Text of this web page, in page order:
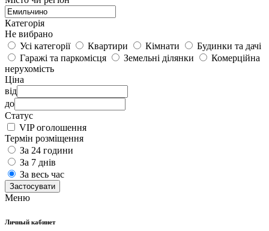
Категорія
Не вибрано
Усі категорії
Квартири Кімнати
Будинки та дачі
Гаражі та паркомісця
Земельні ділянки
Комерційна
нерухомість
Ціна
від
до
Статус
VIP оголошення
Термін розміщення
За 24 години
За 7 днів
За весь час
Застосувати
Меню
Личный кабинет